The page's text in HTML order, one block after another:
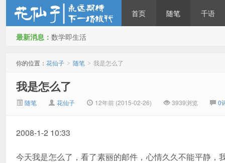
首页 随笔 千语
最新消息： 数学即生活
你的位置： 花仙子 > 随笔 > 我是怎么了
我是怎么了
随笔 花仙子 12年前 (2015-02-26) 3939浏览 0
2008-1-2 10:33
今天我是怎么了，看了素丽的邮件，心情久久不能平静